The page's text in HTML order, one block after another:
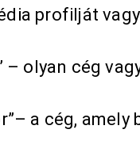
profilját
– olyan cég
– a cég,